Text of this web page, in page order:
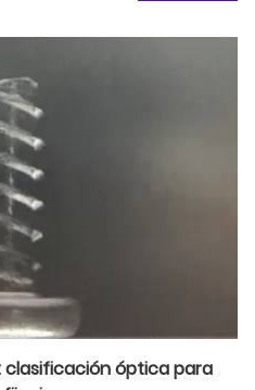
clasificación óptica para